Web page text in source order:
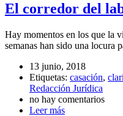
El corredor del
Hay momentos en los que la
semanas han sido una locura
13 junio, 2018
Etiquetas: casación,
Redacción Jurídica
no hay comentarios
Leer más